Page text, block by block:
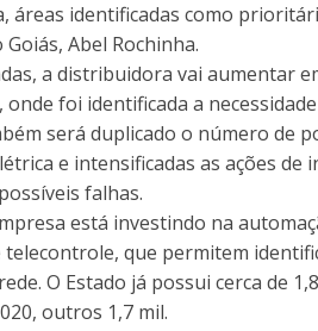
áreas identificadas como
Abel Rochinha.
a distribuidora vai aumentar
foi identificada a
será duplicado o número de
e intensificadas as ações
falhas.
está investindo na
que permitem
O Estado já possui cerca de
outros 1,7 mil.